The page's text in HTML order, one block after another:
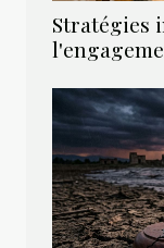
Stratégies